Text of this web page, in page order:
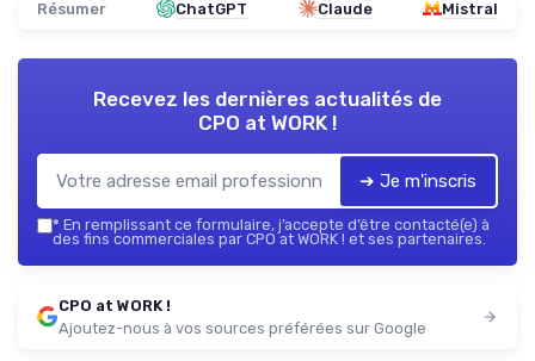
Résumer ChatGPT Claude Mistral
Recevez les dernières actualités de
CPO at WORK !
➔ Je m'inscris
* En remplissant ce formulaire, j’accepte d’être contacté(e) à
des fins commerciales par CPO at WORK ! et ses partenaires.
CPO at WORK !
Ajoutez-nous à vos sources préférées sur Google